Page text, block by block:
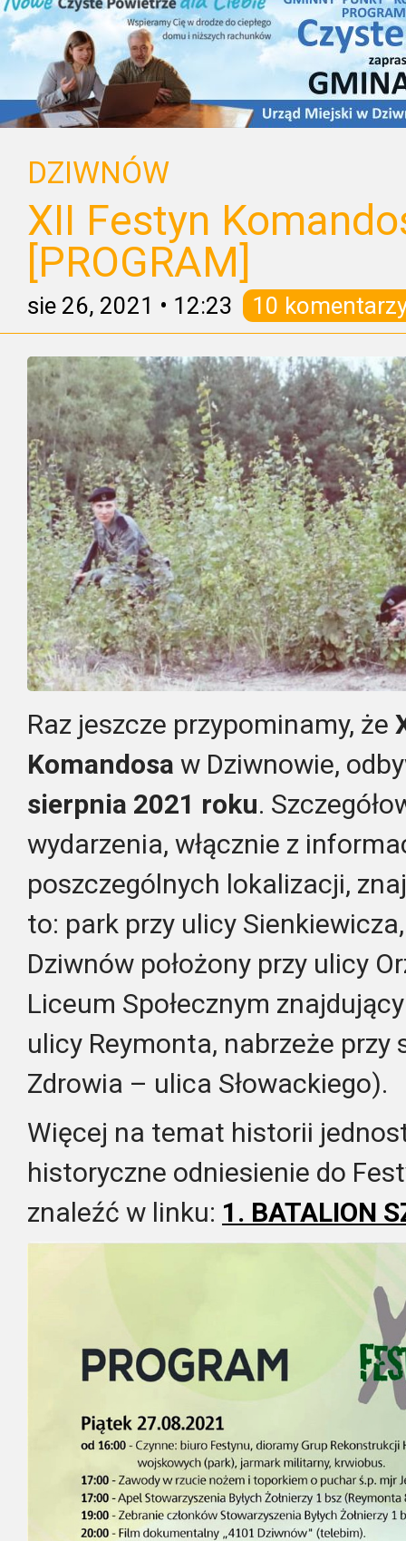
DZIWNÓW
XII Festyn
[PROGRAM]
sie 26, 2021 • 12:23 10
Raz jeszcze przypominamy, że
Komandosa w Dziwnowie,
sierpnia 2021 roku.
wydarzenia, włącznie z
poszczególnych lokalizacji,
to: park przy ulicy
Dziwnów położony przy ulicy
Liceum Społecznym
ulicy Reymonta, nabrzeże przy
Zdrowia – ulica Słowackiego).
Więcej na temat historii
historyczne odniesienie do
znaleźć w linku: 1. BATALION